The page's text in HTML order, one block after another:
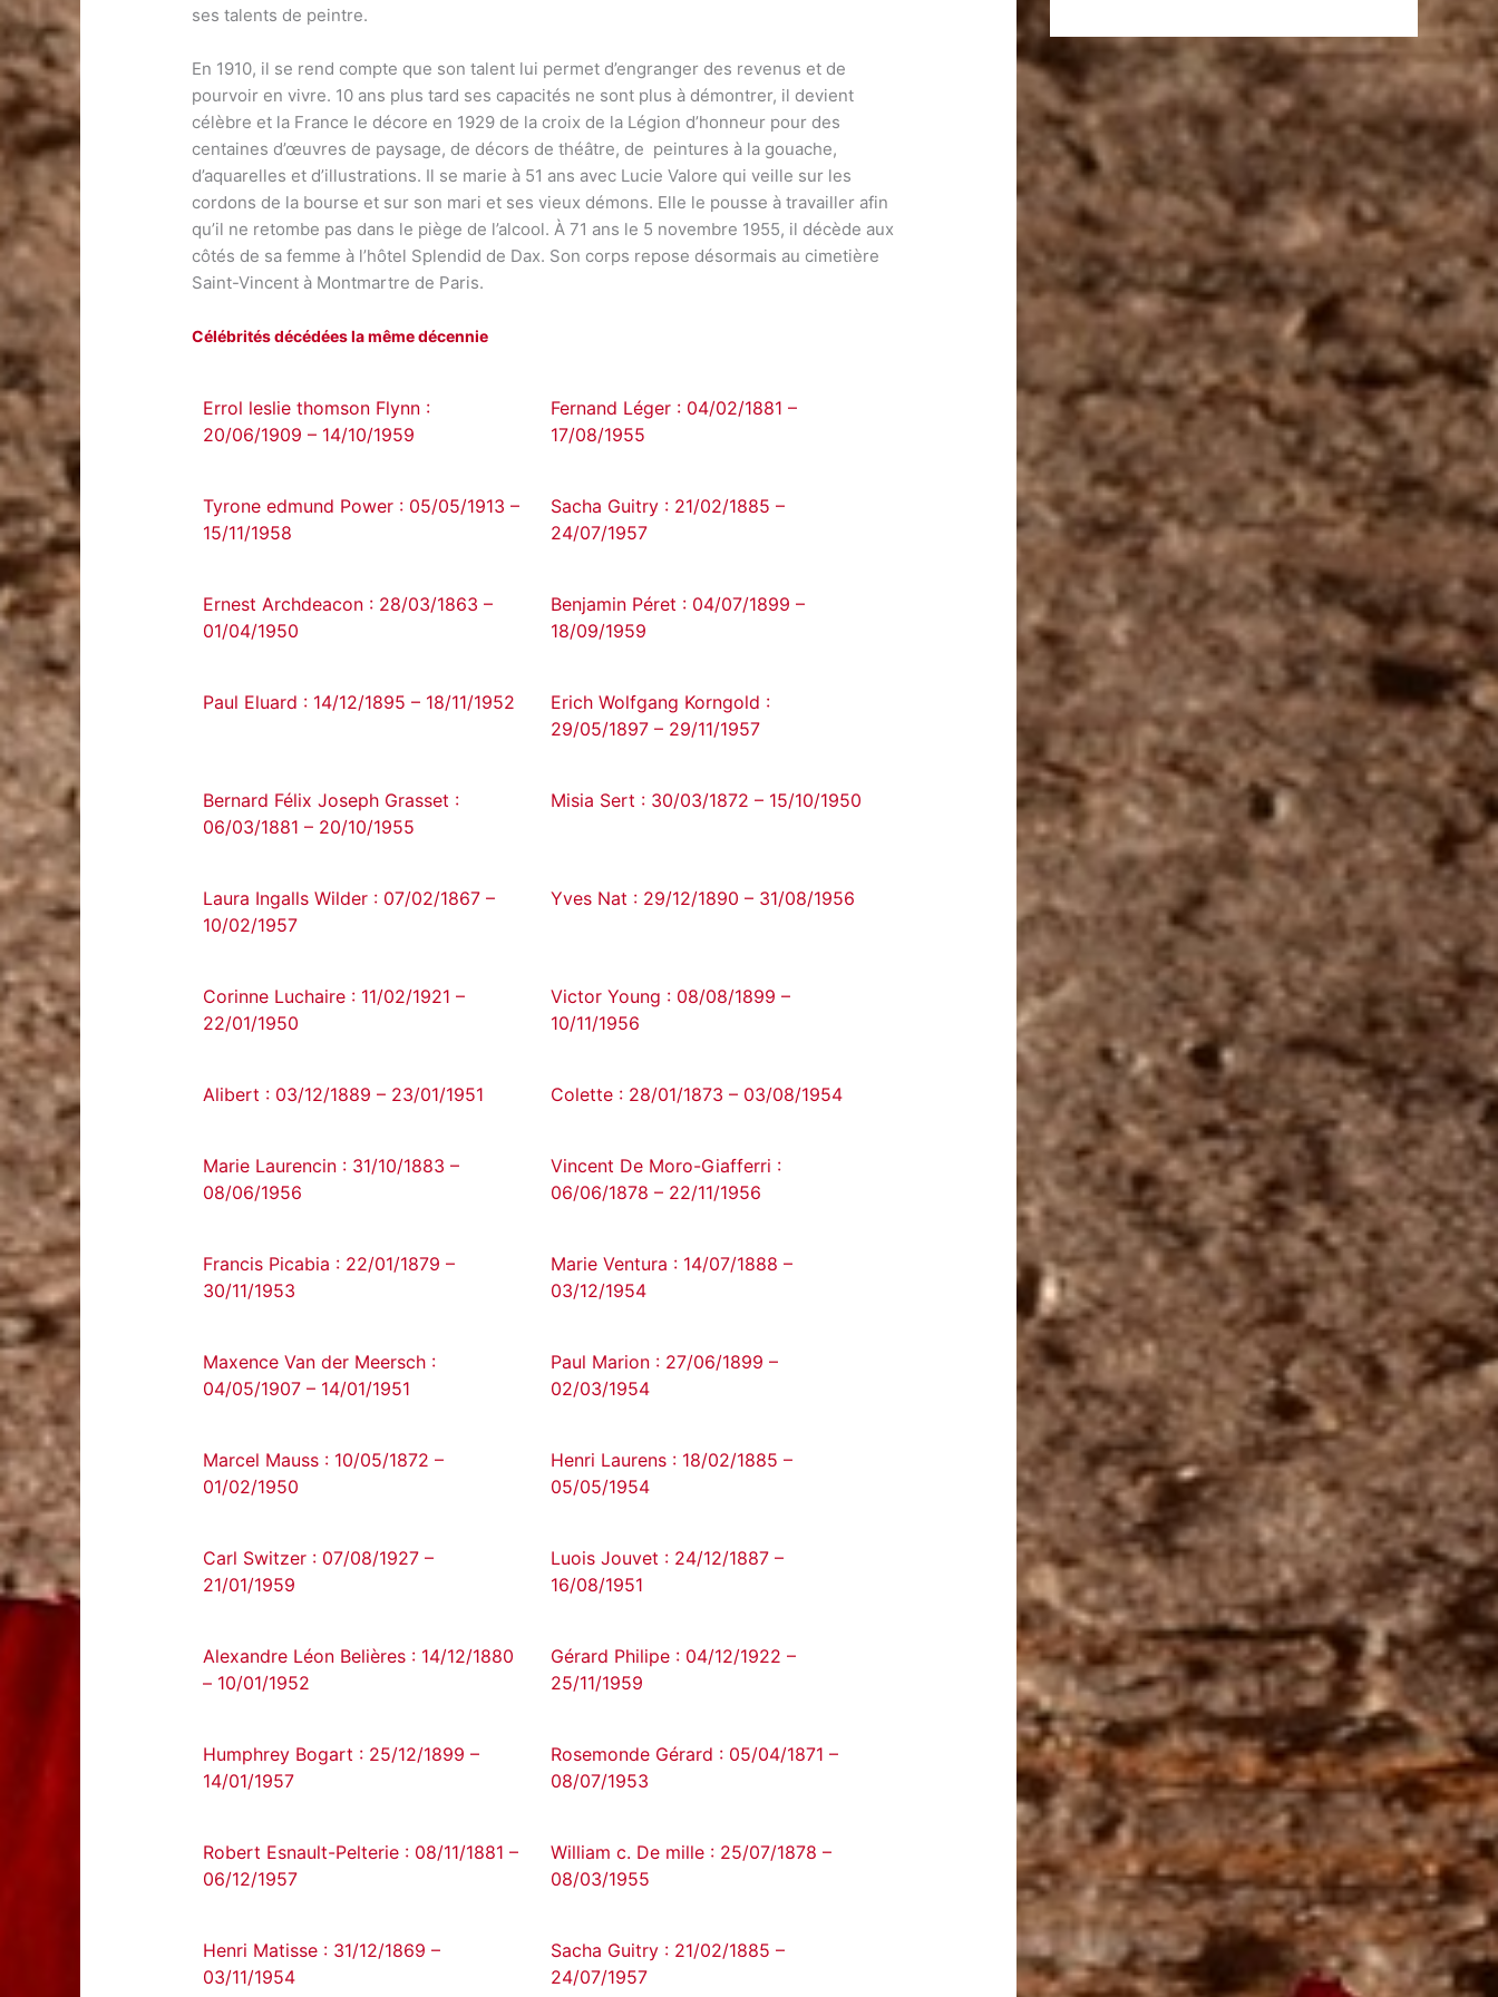
ses talents de peintre.
En 1910, il se rend compte que son talent lui permet d’engranger des revenus et de
pourvoir en vivre. 10 ans plus tard ses capacités ne sont plus à démontrer, il devient
célèbre et la France le décore en 1929 de la croix de la Légion d’honneur pour des
centaines d’œuvres de paysage, de décors de théâtre, de peintures à la gouache,
d’aquarelles et d’illustrations. Il se marie à 51 ans avec Lucie Valore qui veille sur les
cordons de la bourse et sur son mari et ses vieux démons. Elle le pousse à travailler afin
qu’il ne retombe pas dans le piège de l’alcool. À 71 ans le 5 novembre 1955, il décède aux
côtés de sa femme à l’hôtel Splendid de Dax. Son corps repose désormais au cimetière
Saint-Vincent à Montmartre de Paris.
Célébrités décédées la même décennie
Errol leslie thomson Flynn :
20/06/1909 – 14/10/1959
Fernand Léger : 04/02/1881 –
17/08/1955
Tyrone edmund Power : 05/05/1913 –
15/11/1958
Sacha Guitry : 21/02/1885 –
24/07/1957
Ernest Archdeacon : 28/03/1863 –
01/04/1950
Benjamin Péret : 04/07/1899 –
18/09/1959
Paul Eluard : 14/12/1895 – 18/11/1952
Erich Wolfgang Korngold :
29/05/1897 – 29/11/1957
Bernard Félix Joseph Grasset :
06/03/1881 – 20/10/1955
Misia Sert : 30/03/1872 – 15/10/1950
Laura Ingalls Wilder : 07/02/1867 –
10/02/1957
Yves Nat : 29/12/1890 – 31/08/1956
Corinne Luchaire : 11/02/1921 –
22/01/1950
Victor Young : 08/08/1899 –
10/11/1956
Alibert : 03/12/1889 – 23/01/1951 Colette : 28/01/1873 – 03/08/1954
Marie Laurencin : 31/10/1883 –
08/06/1956
Vincent De Moro-Giafferri :
06/06/1878 – 22/11/1956
Francis Picabia : 22/01/1879 –
30/11/1953
Marie Ventura : 14/07/1888 –
03/12/1954
Maxence Van der Meersch :
04/05/1907 – 14/01/1951
Paul Marion : 27/06/1899 –
02/03/1954
Marcel Mauss : 10/05/1872 –
01/02/1950
Henri Laurens : 18/02/1885 –
05/05/1954
Carl Switzer : 07/08/1927 –
21/01/1959
Luois Jouvet : 24/12/1887 –
16/08/1951
Alexandre Léon Belières : 14/12/1880
– 10/01/1952
Gérard Philipe : 04/12/1922 –
25/11/1959
Humphrey Bogart : 25/12/1899 –
14/01/1957
Rosemonde Gérard : 05/04/1871 –
08/07/1953
Robert Esnault-Pelterie : 08/11/1881 –
06/12/1957
William c. De mille : 25/07/1878 –
08/03/1955
Henri Matisse : 31/12/1869 –
03/11/1954
Sacha Guitry : 21/02/1885 –
24/07/1957